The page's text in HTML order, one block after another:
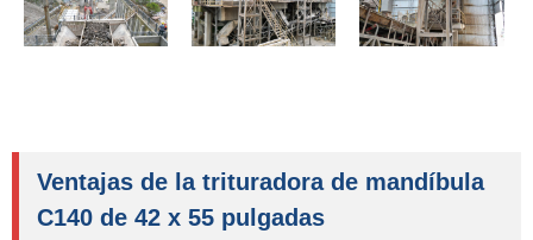
Ventajas de la trituradora de mandíbula
C140 de 42 x 55 pulgadas